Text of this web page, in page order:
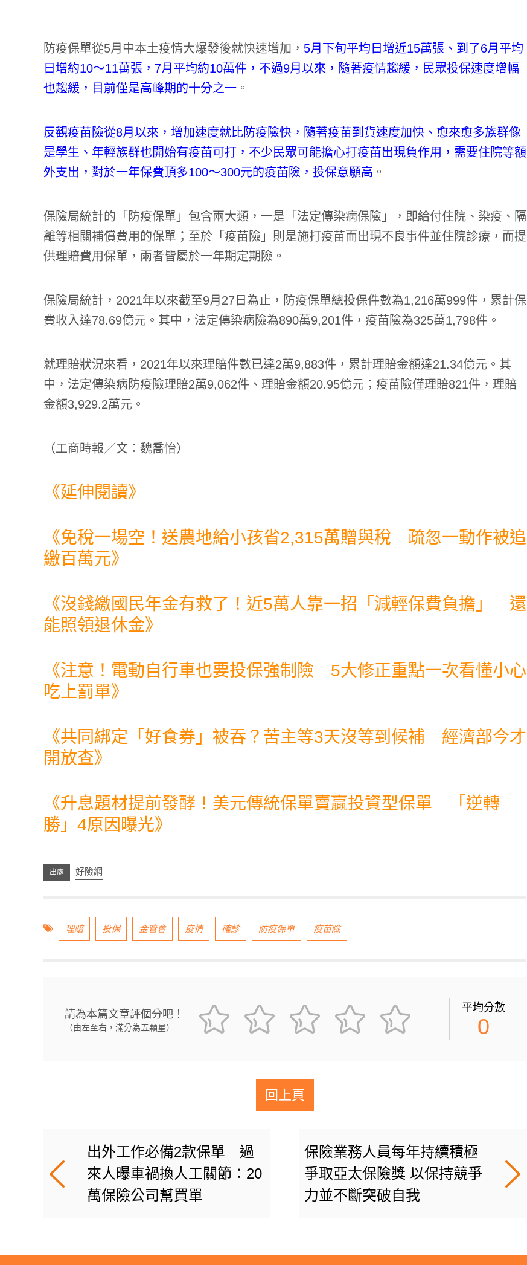
防疫保單從5月中本土疫情大爆發後就快速增加， 5月下旬平均日增近15萬張、到了6月平均
日增約10～11萬張，7月平均約10萬件，不過9月以來，隨著疫情趨緩，民眾投保速度增幅
也趨緩，目前僅是高峰期的十分之一 。
反觀疫苗險從8月以來，增加速度就比防疫險快，隨著疫苗到貨速度加快、愈來愈多族群像
是學生、年輕族群也開始有疫苗可打，不少民眾可能擔心打疫苗出現負作用，需要住院等額
外支出，對於一年保費頂多100～300元的疫苗險，投保意願高 。
保險局統計的「防疫保單」包含兩大類，一是「法定傳染病保險」，即給付住院、染疫、隔
離等相關補償費用的保單；至於「疫苗險」則是施打疫苗而出現不良事件並住院診療，而提
供理賠費用保單，兩者皆屬於一年期定期險。
保險局統計，2021年以來截至9月27日為止，防疫保單總投保件數為1,216萬999件，累計保
費收入達78.69億元。其中，法定傳染病險為890萬9,201件，疫苗險為325萬1,798件。
就理賠狀況來看，2021年以來理賠件數已達2萬9,883件，累計理賠金額達21.34億元。其
中，法定傳染病防疫險理賠2萬9,062件、理賠金額20.95億元；疫苗險僅理賠821件，理賠
金額3,929.2萬元。
（工商時報／文：魏喬怡）
《延伸閱讀》
《免稅一場空！送農地給小孩省2,315萬贈與稅 疏忽一動作被追
繳百萬元》
《沒錢繳國民年金有救了！近5萬人靠一招「減輕保費負擔」 還
能照領退休金》
《注意！電動自行車也要投保強制險 5大修正重點一次看懂小心
吃上罰單》
《共同綁定「好食券」被吞？苦主等3天沒等到候補 經濟部今才
開放查》
《升息題材提前發酵！美元傳統保單賣贏投資型保單 「逆轉
勝」4原因曝光》
好險網
理賠 投保 金管會 疫情 確診 防疫保單 疫苗險
請為本篇文章評個分吧！
（由左至右，滿分為五顆星）
平均分數
0
回上頁
出外工作必備2款保單 過
來人曝車禍換人工關節：20
萬保險公司幫買單
保險業務人員每年持續積極
爭取亞太保險獎 以保持競爭
力並不斷突破自我